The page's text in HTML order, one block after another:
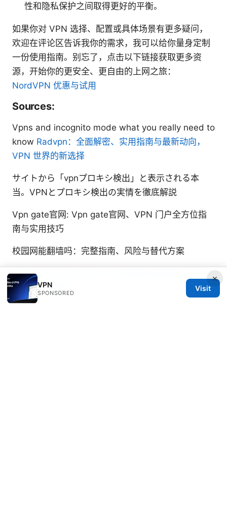
性和隐私保护之间取得更好的平衡。
如果你对 VPN 选择、配置或具体场景有更多疑问，
欢迎在评论区告诉我你的需求，我可以给你量身定制
一份使用指南。别忘了，点击以下链接获取更多资
源，开始你的更安全、更自由的上网之旅：
NordVPN 优惠与试用
Sources:
Vpns and incognito mode what you really need to
know Radvpn：全面解密、实用指南与最新动向，
VPN 世界的新选择
サイトから「vpnプロキシ検出」と表示される本
当。VPNとプロキシ検出の実情を徹底解説
Vpn gate官网: Vpn gate官网、VPN 门户全方位指
南与实用技巧
校园网能翻墙吗：完整指南、风险与替代方案
Astrill vpn download: 全方位指南与最新要点，VPN
下载与使用技巧
×
VPN
SPONSORED
Visit